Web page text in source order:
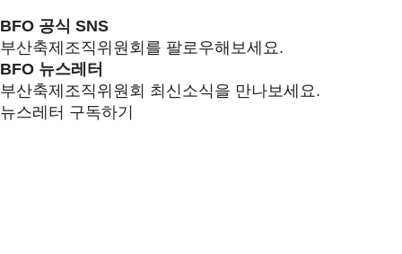
BFO 공식 SNS
부산축제조직위원회를 팔로우해보세요.
BFO 뉴스레터
부산축제조직위원회 최신소식을 만나보세요.
뉴스레터 구독하기